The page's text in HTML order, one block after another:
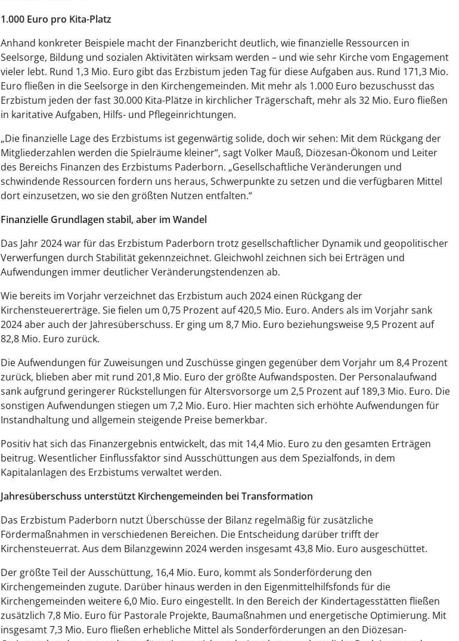
1.000 Euro pro Kita-Platz
Anhand konkreter Beispiele macht der Finanzbericht deutlich, wie finanzielle Ressourcen in
Seelsorge, Bildung und sozialen Aktivitäten wirksam werden – und wie sehr Kirche vom Engagement
vieler lebt. Rund 1,3 Mio. Euro gibt das Erzbistum jeden Tag für diese Aufgaben aus. Rund 171,3 Mio.
Euro fließen in die Seelsorge in den Kirchengemeinden. Mit mehr als 1.000 Euro bezuschusst das
Erzbistum jeden der fast 30.000 Kita-Plätze in kirchlicher Trägerschaft, mehr als 32 Mio. Euro fließen
in karitative Aufgaben, Hilfs- und Pflegeinrichtungen.
„Die finanzielle Lage des Erzbistums ist gegenwärtig solide, doch wir sehen: Mit dem Rückgang der
Mitgliederzahlen werden die Spielräume kleiner“, sagt Volker Mauß, Diözesan-Ökonom und Leiter
des Bereichs Finanzen des Erzbistums Paderborn. „Gesellschaftliche Veränderungen und
schwindende Ressourcen fordern uns heraus, Schwerpunkte zu setzen und die verfügbaren Mittel
dort einzusetzen, wo sie den größten Nutzen entfalten.“
Finanzielle Grundlagen stabil, aber im Wandel
Das Jahr 2024 war für das Erzbistum Paderborn trotz gesellschaftlicher Dynamik und geopolitischer
Verwerfungen durch Stabilität gekennzeichnet. Gleichwohl zeichnen sich bei Erträgen und
Aufwendungen immer deutlicher Veränderungstendenzen ab.
Wie bereits im Vorjahr verzeichnet das Erzbistum auch 2024 einen Rückgang der
Kirchensteuererträge. Sie fielen um 0,75 Prozent auf 420,5 Mio. Euro. Anders als im Vorjahr sank
2024 aber auch der Jahresüberschuss. Er ging um 8,7 Mio. Euro beziehungsweise 9,5 Prozent auf
82,8 Mio. Euro zurück.
Die Aufwendungen für Zuweisungen und Zuschüsse gingen gegenüber dem Vorjahr um 8,4 Prozent
zurück, blieben aber mit rund 201,8 Mio. Euro der größte Aufwandsposten. Der Personalaufwand
sank aufgrund geringerer Rückstellungen für Altersvorsorge um 2,5 Prozent auf 189,3 Mio. Euro. Die
sonstigen Aufwendungen stiegen um 7,2 Mio. Euro. Hier machten sich erhöhte Aufwendungen für
Instandhaltung und allgemein steigende Preise bemerkbar.
Positiv hat sich das Finanzergebnis entwickelt, das mit 14,4 Mio. Euro zu den gesamten Erträgen
beitrug. Wesentlicher Einflussfaktor sind Ausschüttungen aus dem Spezialfonds, in dem
Kapitalanlagen des Erzbistums verwaltet werden.
Jahresüberschuss unterstützt Kirchengemeinden bei Transformation
Das Erzbistum Paderborn nutzt Überschüsse der Bilanz regelmäßig für zusätzliche
Fördermaßnahmen in verschiedenen Bereichen. Die Entscheidung darüber trifft der
Kirchensteuerrat. Aus dem Bilanzgewinn 2024 werden insgesamt 43,8 Mio. Euro ausgeschüttet.
Der größte Teil der Ausschüttung, 16,4 Mio. Euro, kommt als Sonderförderung den
Kirchengemeinden zugute. Darüber hinaus werden in den Eigenmittelhilfsfonds für die
Kirchengemeinden weitere 6,0 Mio. Euro eingestellt. In den Bereich der Kindertagesstätten fließen
zusätzlich 7,8 Mio. Euro für Pastorale Projekte, Baumaßnahmen und energetische Optimierung. Mit
insgesamt 7,3 Mio. Euro fließen erhebliche Mittel als Sonderförderungen an den Diözesan-